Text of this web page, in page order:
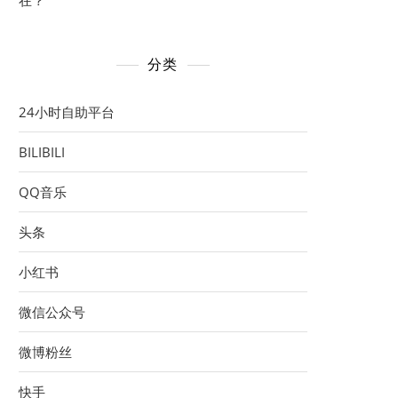
分类
24小时自助平台
BILIBILI
QQ音乐
头条
小红书
微信公众号
微博粉丝
快手